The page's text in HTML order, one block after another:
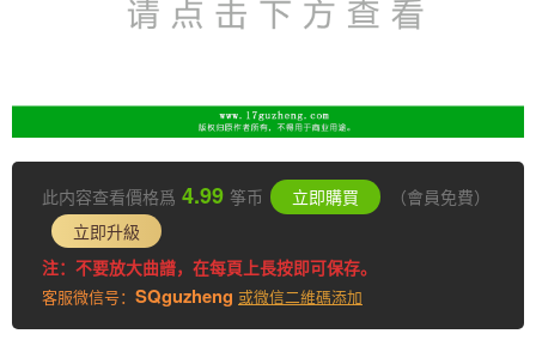
此内容查看價格爲 4.99 筝币 立即購買
（會員免費）
立即升級
注：不要放大曲譜，在每頁上長按即可保存。
客服微信号： SQguzheng 或微信二維碼添加